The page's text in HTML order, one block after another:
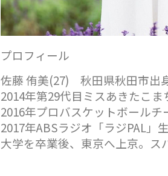
プロフィール
佐藤 侑美(27) 秋田県秋田市出
2014年第29代目ミスあきたこま
2016年プロバスケットボールチ
2017年ABSラジオ「ラジPAL」
大学を卒業後、東京へ上京。ス